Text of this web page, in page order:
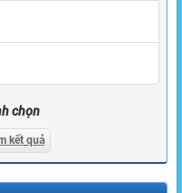
chọn
kết quả